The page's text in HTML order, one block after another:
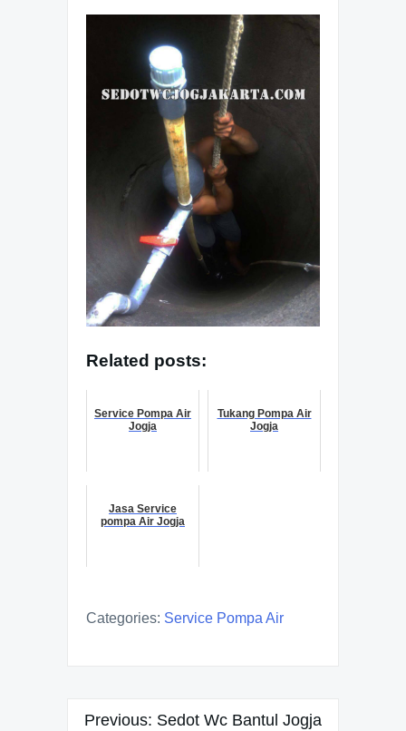
Related posts:
Service Pompa Air
Jogja
Tukang Pompa Air
Jogja
Jasa Service
pompa Air Jogja
Categories: Service Pompa Air
Navigasi
Previous: Sedot Wc Bantul Jogja